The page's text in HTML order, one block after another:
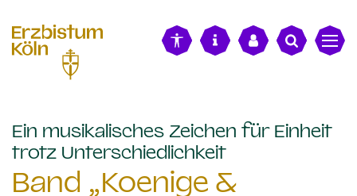
Ein musikalisches Zeichen für Einheit
trotz Unterschiedlichkeit:
Band „Koenige &